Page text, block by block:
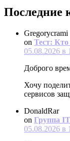
Последние
Gregorycrami
on Тест:
05.08.2026 в
Доброго
Хочу
сервисов
DonaldRar
on Группа
05.08.2026 в